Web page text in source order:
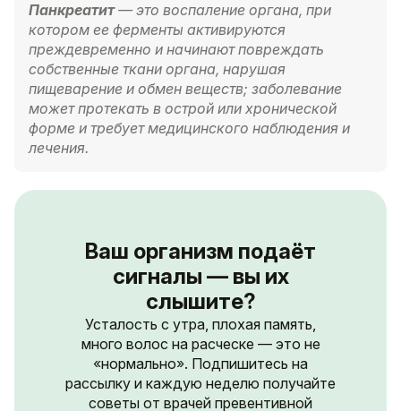
Панкреатит— это воспаление органа, при
котором ее ферменты активируются
преждевременно и начинают повреждать
собственные ткани органа, нарушая
пищеварение и обмен веществ; заболевание
может протекать в острой или хронической
форме и требует медицинского наблюдения и
лечения.
Ваш организм подаёт
сигналы — вы их
слышите?
Усталость с утра, плохая память,
много волос на расческе — это не
«нормально». Подпишитесь на
рассылку и каждую неделю получайте
советы от врачей превентивной